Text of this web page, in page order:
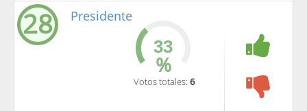
28 Presidente
%
Votos totales: 6